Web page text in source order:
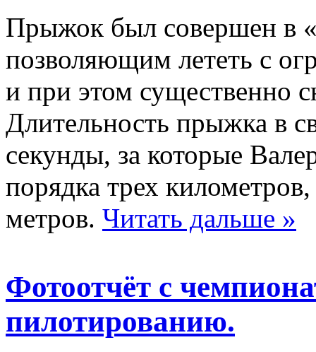
Прыжок был совершен в
позволяющим лететь с
и при этом существенно
Длительность прыжка в
секунды, за которые
порядка трех
метров. Читать дальше »
Фотоотчёт с
пилотированию.